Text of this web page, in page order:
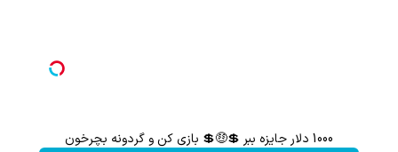
1000 دلار جایزه ببر 💲🤑💲 بازی کن و گردونه بچرخون